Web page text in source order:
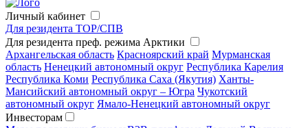
Личный кабинет
Для резидента ТОР/СПВ
Для резидента преф. режима Арктики
Архангельская область Красноярский край Мурманская
область Ненецкий автономный округ Республика Карелия
Республика Коми Республика Саха (Якутия) Ханты-
Мансийский автономный округ – Югра Чукотский
автономный округ Ямало-Ненецкий автономный округ
Инвесторам